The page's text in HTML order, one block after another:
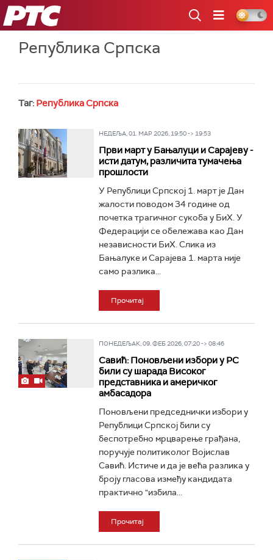
РТС
Република Српска
Таг: Република Српска
НЕДЕЉА, 01. МАР 2026, 19:50 -> 19:53
Први март у Бањалуци и Сарајеву -
исти датум, различита тумачења
прошлости
У Републици Српској 1. март је Дан
жалости поводом 34 године од
почетка трагичног сукоба у БиХ. У
Федерацији се обележава као Дан
независности БиХ. Слика из
Бањалуке и Сарајева 1. марта није
само разлика...
Прочитај
ПОНЕДЕЉАК, 09. ФЕБ 2026, 07:20 -> 08:46
Савић: Поновљени избори у РС
били су шарада Високог
представника и америчког
амбасадора
Поновљени председнички избори у
Републици Српској били су
беспотребно мрцварење грађана,
поручује политиколог Војислав
Савић. Истиче и да је већа разлика у
броју гласова између кандидата
практично "избила...
Прочитај